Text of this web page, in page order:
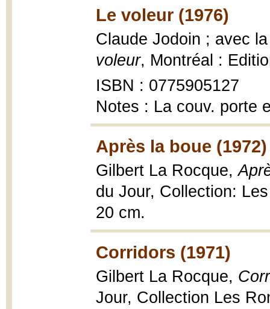
Le voleur (1976)
Claude Jodoin ; avec
voleur, Montréal :
ISBN : 0775905127
Notes : La couv. porte
Après la boue (1972)
Gilbert La Rocque,
du Jour, Collection:
20 cm.
Corridors (1971)
Gilbert La Rocque,
Jour, Collection Les